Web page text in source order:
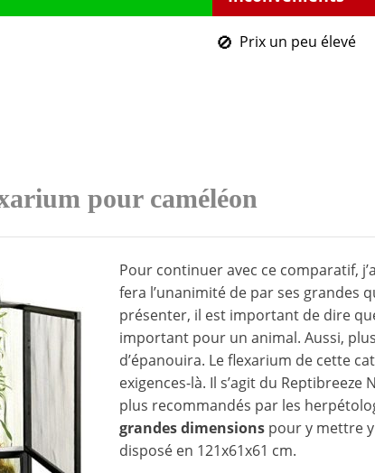
Prix un peu élevé
pour caméléon
Pour continuer avec ce comparatif,
fera l’unanimité de par ses grandes
présenter, il est important de dire
important pour un animal. Aussi,
d’épanouira. Le flexarium de cette
exigences-là. Il s’agit du Reptibreeze
plus recommandés par les
grandes dimensions pour y mettre
disposé en 121x61x61 cm.